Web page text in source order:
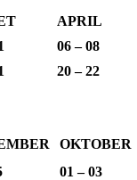
APRIL
06 – 08
20 – 22
OKTOBER
01 – 03